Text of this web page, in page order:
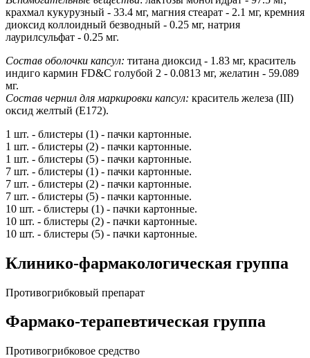
крахмал кукурузный - 33.4 мг, магния стеарат - 2.1 мг, кремния
диоксид коллоидный безводный - 0.25 мг, натрия
лаурилсульфат - 0.25 мг.
Состав оболочки капсул: титана диоксид - 1.83 мг, краситель
индиго кармин FD&C голубой 2 - 0.0813 мг, желатин - 59.089
мг.
Состав чернил для маркировки капсул: краситель железа (III)
оксид желтый (E172).
1 шт. - блистеры (1) - пачки картонные.
1 шт. - блистеры (2) - пачки картонные.
1 шт. - блистеры (5) - пачки картонные.
7 шт. - блистеры (1) - пачки картонные.
7 шт. - блистеры (2) - пачки картонные.
7 шт. - блистеры (5) - пачки картонные.
10 шт. - блистеры (1) - пачки картонные.
10 шт. - блистеры (2) - пачки картонные.
10 шт. - блистеры (5) - пачки картонные.
Клинико-фармакологическая группа
Противогрибковый препарат
Фармако-терапевтическая группа
Противогрибковое средство